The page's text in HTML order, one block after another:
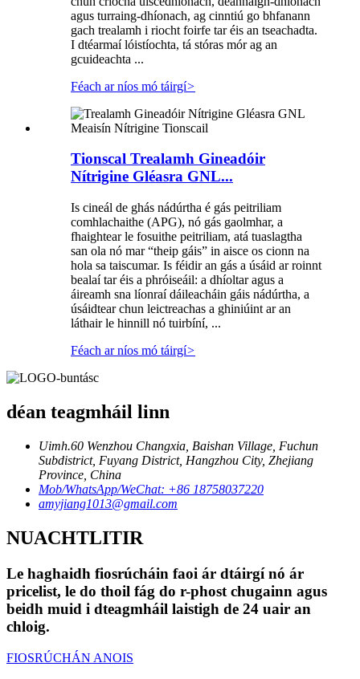
agus turraing-dhíonach, ag cinntiú go bhfanann
gach trealamh i riocht foirfe tar éis an tseachadta.
I dtéarmaí lóistíochta, tá stóras mór ag an
gcuideachta ...
Féach ar níos mó táirgí>
Tionscal Trealamh Gineadóir
Nítrigine Gléasra GNL...
Is cineál de ghás nádúrtha é gás peitriliam
comhlachaithe (APG), nó gás gaolmhar, a
fhaightear le fosuithe peitriliam, atá tuaslagtha
san ola nó mar “theip gáis” in aisce os cionn na
hola sa taiscumar. Is féidir an gás a úsáid ar roinnt
bealaí tar éis a phróiseáil: a dhíoltar agus a
áireamh sna líonraí dáileacháin gáis nádúrtha, a
úsáidtear chun leictreachas a ghiniúint ar an
láthair le hinnill nó tuirbíní, ...
Féach ar níos mó táirgí>
déan teagmháil linn
Uimh.60 Wenzhou Changxia, Baishan Village, Fuchun
Subdistrict, Fuyang District, Hangzhou City, Zhejiang
Province, China
Mob/WhatsApp/WeChat: +86 18758037220
amyjiang1013@gmail.com
NUACHTLITIR
Le haghaidh fiosrúcháin faoi ár dtáirgí nó ár
pricelist, le do thoil fág do r-phost chugainn agus
beidh muid i dteagmháil laistigh de 24 uair an
chloig.
FIOSRÚCHÁN ANOIS